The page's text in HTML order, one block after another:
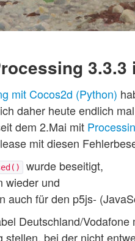
mit Cocos2d (Python)
daher heute endlich
dem 2.Mai mit
mit diesen
wurde beseitigt,
wieder und
auch für den p5js-
Deutschland/
stellen, bei der nicht